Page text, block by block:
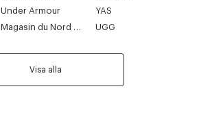
Under Armour
YAS
Magasin du Nord Collection UGG
Visa alla